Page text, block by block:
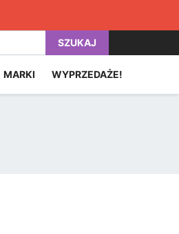
SZUKAJ
MARKI WYPRZEDAŻE!